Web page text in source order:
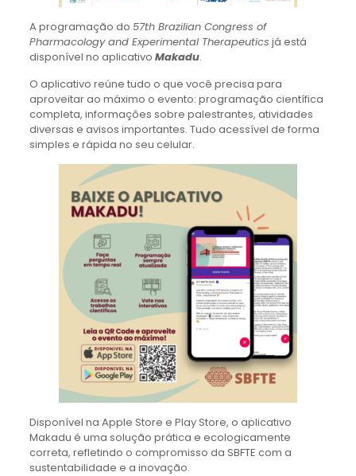
A programação do 57th Brazilian Congress of
Pharmacology and Experimental Therapeutics já está
disponível no aplicativo Makadu.
O aplicativo reúne tudo o que você precisa para
aproveitar ao máximo o evento: programação científica
completa, informações sobre palestrantes, atividades
diversas e avisos importantes. Tudo acessível de forma
simples e rápida no seu celular.
Disponível na Apple Store e Play Store, o aplicativo
Makadu é uma solução prática e ecologicamente
correta, refletindo o compromisso da SBFTE com a
sustentabilidade e a inovação.